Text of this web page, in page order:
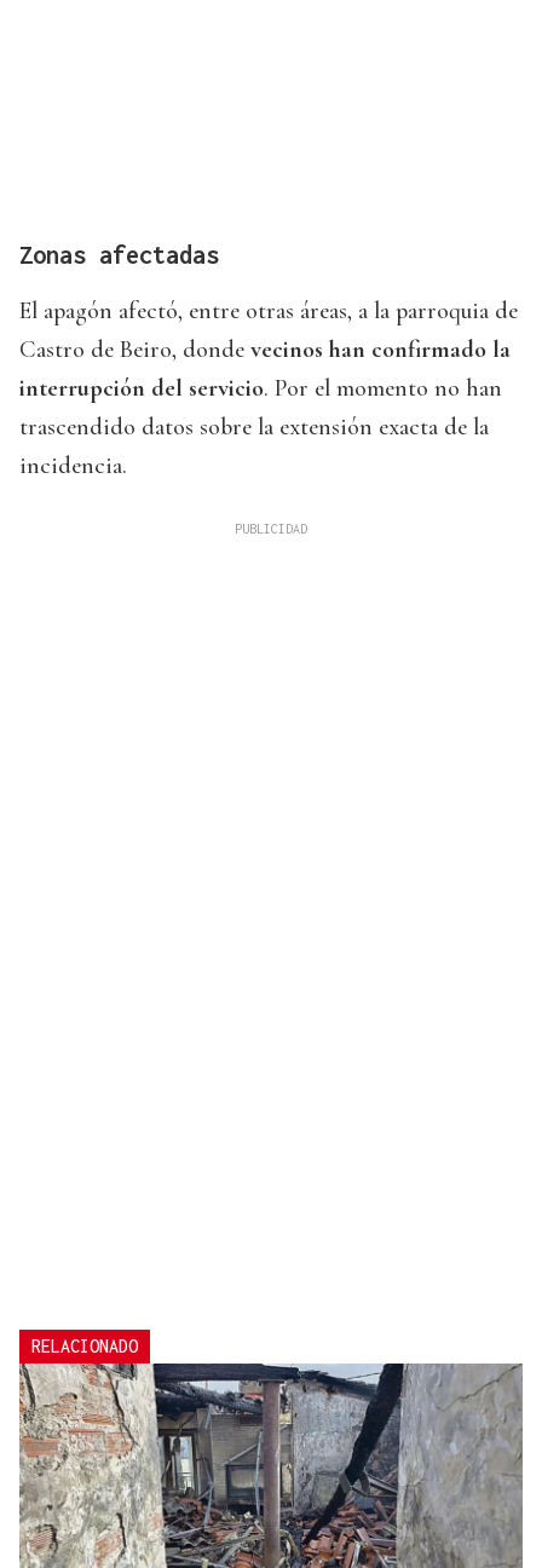
Zonas afectadas
El apagón afectó, entre otras áreas, a la parroquia de
Castro de Beiro, donde vecinos han confirmado la
interrupción del servicio. Por el momento no han
trascendido datos sobre la extensión exacta de la
incidencia.
RELACIONADO